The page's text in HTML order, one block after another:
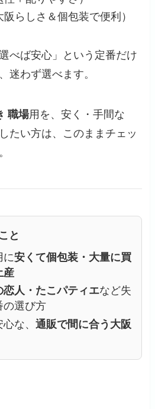
らしさ＆個包装で便利）
べば安心」という定番だけ
迷わず選べます。
職場用を、安く・手間な
たい方は、このままチェッ
と
に安くて個包装・大量に買
産
恋人・たこパティエなど失
の選び方
心な、通販で間に合う大阪